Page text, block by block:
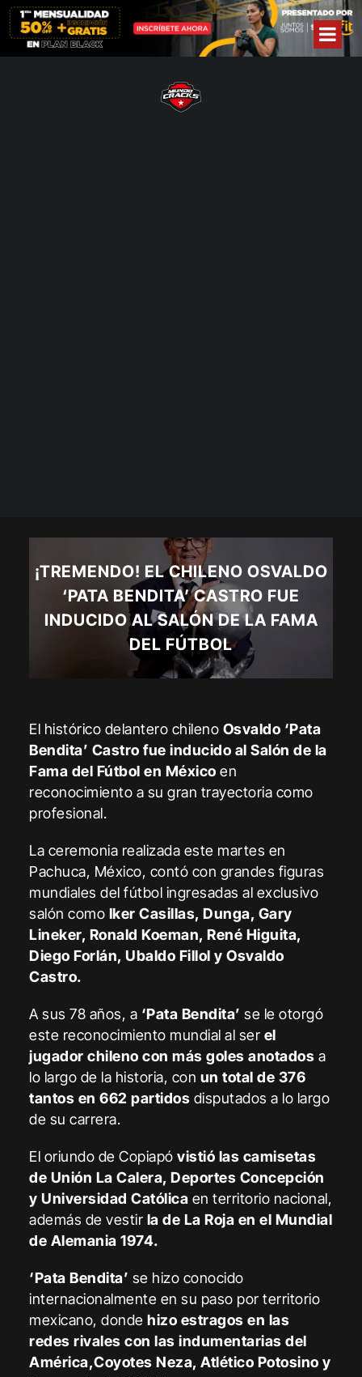
¡TREMENDO! EL CHILENO OSVALDO
‘PATA BENDITA’ CASTRO FUE
INDUCIDO AL SALÓN DE LA FAMA
DEL FÚTBOL
El histórico delantero chileno Osvaldo ‘Pata
Bendita’ Castro fue inducido al Salón de la
Fama del Fútbol en México en
reconocimiento a su gran trayectoria como
profesional.
La ceremonia realizada este martes en
Pachuca, México, contó con grandes figuras
mundiales del fútbol ingresadas al exclusivo
salón como Iker Casillas, Dunga, Gary
Lineker, Ronald Koeman, René Higuita,
Diego Forlán, Ubaldo Fillol y Osvaldo
Castro.
A sus 78 años, a ‘Pata Bendita’ se le otorgó
este reconocimiento mundial al ser el
jugador chileno con más goles anotados a
lo largo de la historia, con un total de 376
tantos en 662 partidos disputados a lo largo
de su carrera.
El oriundo de Copiapóvistió las camisetas
de Unión La Calera, Deportes Concepción
y Universidad Católica en territorio nacional,
además de vestir la de La Roja en el Mundial
de Alemania 1974.
‘Pata Bendita’ se hizo conocido
internacionalmente en su paso por territorio
mexicano, donde hizo estragos en las
redes rivales con las indumentarias del
América,Coyotes Neza, Atlético Potosino y